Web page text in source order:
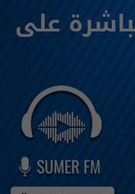
على